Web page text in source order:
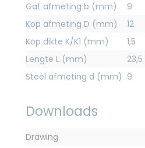
Gat afmeting b (mm)
9
Kop afmeting D (mm)
12
Kop dikte K/K1 (mm)
1,5
Lengte L (mm)
23,5
Steel afmeting d (mm) 9
Downloads
Drawing